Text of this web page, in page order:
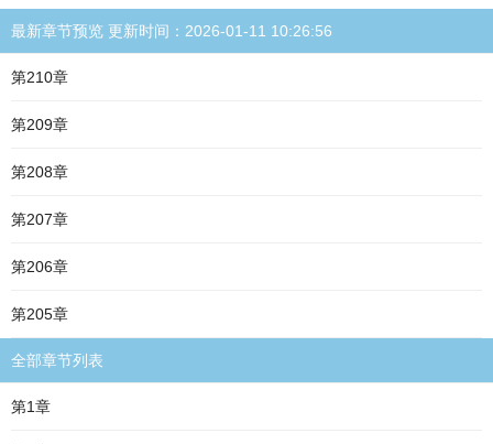
最新章节预览 更新时间：2026-01-11 10:26:56
第210章
第209章
第208章
第207章
第206章
第205章
全部章节列表
第1章